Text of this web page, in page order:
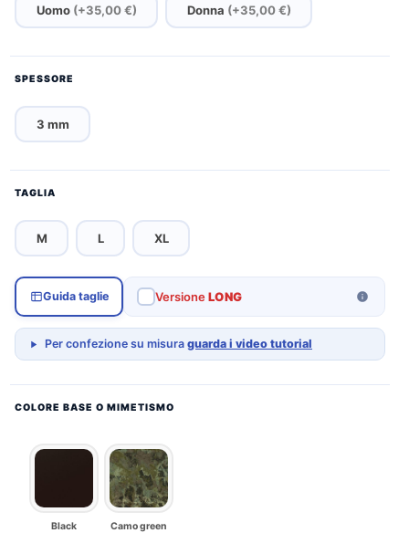
Uomo (+35,00 €) Donna (+35,00 €)
SPESSORE
3 mm
TAGLIA
M L XL
Guida taglie VersioneLONG
Per confezione su misura guarda i video tutorial
COLORE BASE O MIMETISMO
Black Camo green